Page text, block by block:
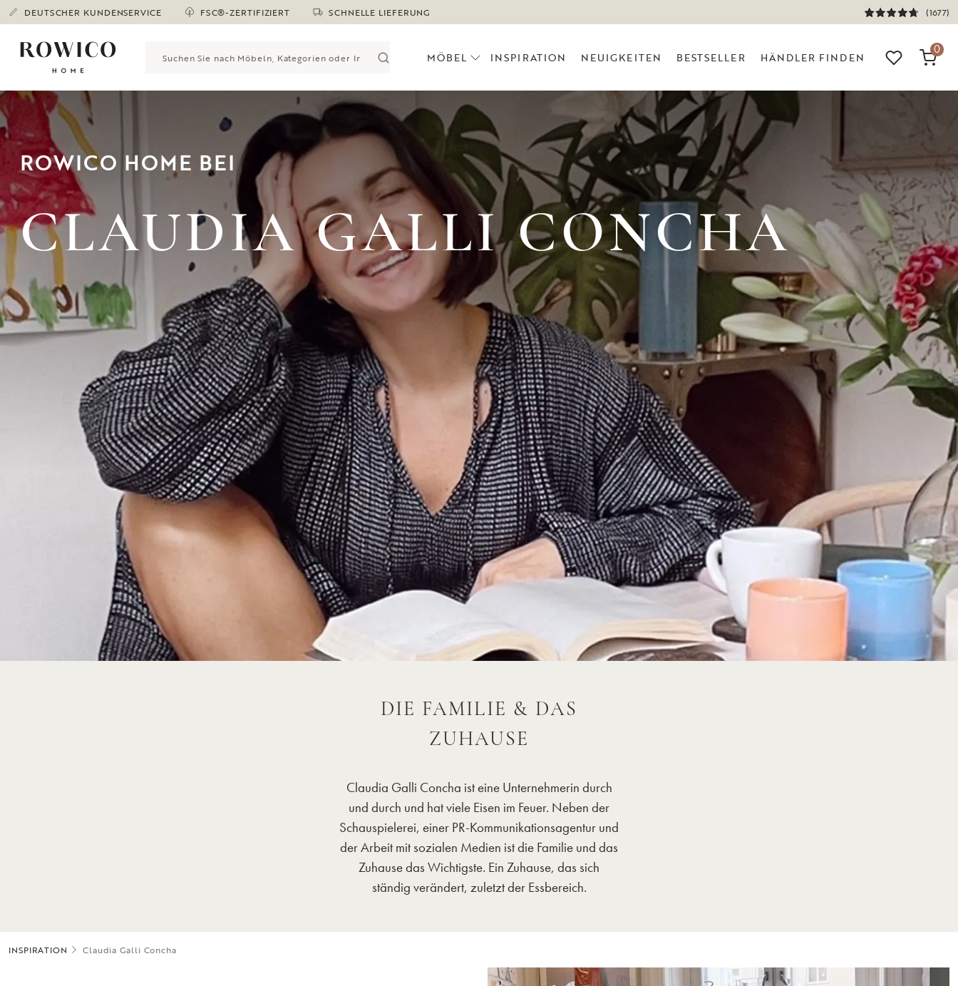
DEUTSCHER KUNDENSERVICE FSC®-ZERTIFIZIERT SCHNELLE LIEFERUNG (1677)
MÖBEL INSPIRATION NEUIGKEITEN BESTSELLER HÄNDLER FINDEN
0
ROWICO HOME BEI
CLAUDIA GALLI CONCHA
DIE FAMILIE & DAS
ZUHAUSE
Claudia Galli Concha ist eine Unternehmerin durch
und durch und hat viele Eisen im Feuer. Neben der
Schauspielerei, einer PR-Kommunikationsagentur und
der Arbeit mit sozialen Medien ist die Familie und das
Zuhause das Wichtigste. Ein Zuhause, das sich
ständig verändert, zuletzt der Essbereich.
INSPIRATION Claudia Galli Concha